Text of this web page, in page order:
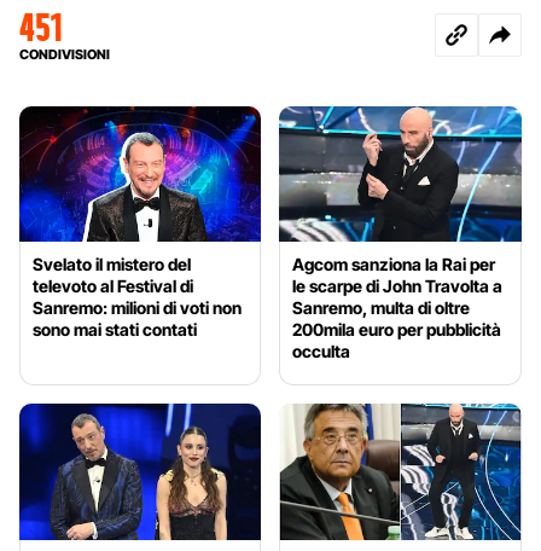
451
CONDIVISIONI
Svelato il mistero del
televoto al Festival di
Sanremo: milioni di voti non
sono mai stati contati
Agcom sanziona la Rai per
le scarpe di John Travolta a
Sanremo, multa di oltre
200mila euro per pubblicità
occulta